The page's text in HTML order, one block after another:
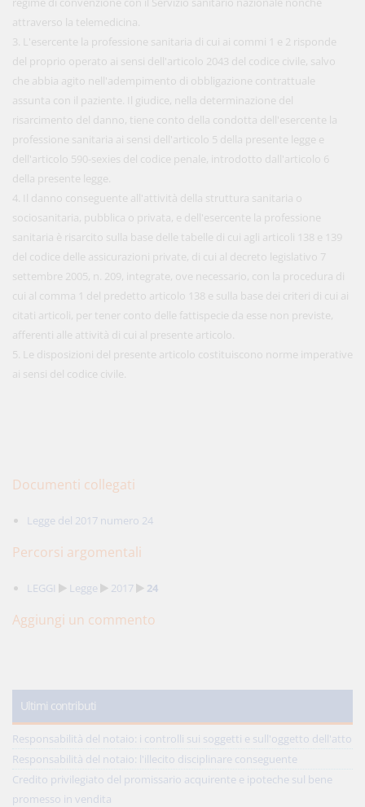
attraverso la telemedicina.
3. L'esercente la professione sanitaria di cui ai commi 1 e 2 risponde
del proprio operato ai sensi dell'articolo 2043 del codice civile, salvo
che abbia agito nell'adempimento di obbligazione contrattuale
assunta con il paziente. Il giudice, nella determinazione del
risarcimento del danno, tiene conto della condotta dell'esercente la
professione sanitaria ai sensi dell'articolo 5 della presente legge e
dell'articolo 590-sexies del codice penale, introdotto dall'articolo 6
della presente legge.
4. Il danno conseguente all'attività della struttura sanitaria o
sociosanitaria, pubblica o privata, e dell'esercente la professione
sanitaria è risarcito sulla base delle tabelle di cui agli articoli 138 e 139
del codice delle assicurazioni private, di cui al decreto legislativo 7
settembre 2005, n. 209, integrate, ove necessario, con la procedura di
cui al comma 1 del predetto articolo 138 e sulla base dei criteri di cui ai
citati articoli, per tener conto delle fattispecie da esse non previste,
afferenti alle attività di cui al presente articolo.
5. Le disposizioni del presente articolo costituiscono norme imperative
ai sensi del codice civile.
Documenti collegati
Legge del 2017 numero 24
Percorsi argomentali
LEGGI Legge 2017 24
Aggiungi un commento
Ultimi contributi
Responsabilità del notaio: i controlli sui soggetti e sull'oggetto dell'atto
Responsabilità del notaio: l'illecito disciplinare conseguente
Credito privilegiato del promissario acquirente e ipoteche sul bene
promesso in vendita